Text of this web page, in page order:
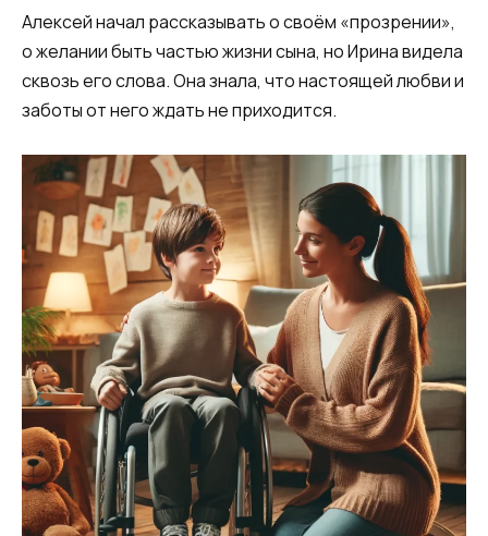
Алексей начал рассказывать о своём «прозрении»,
о желании быть частью жизни сына, но Ирина видела
сквозь его слова. Она знала, что настоящей любви и
заботы от него ждать не приходится.